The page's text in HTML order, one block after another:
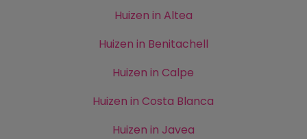
Huizen in Altea
Huizen in Benitachell
Huizen in Calpe
Huizen in Costa Blanca
Huizen in Javea